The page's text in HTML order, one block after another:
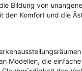
Bildung von
den Komfort und die
Modellen, die